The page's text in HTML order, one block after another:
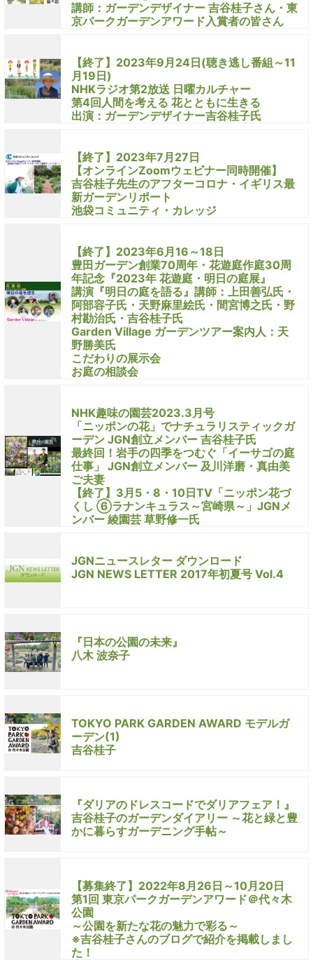
講師：ガーデンデザイナー 吉谷桂子さん・東
京パークガーデンアワード入賞者の皆さん
【終了】2023年9月24日(聴き逃し番組～11
月19日)
NHKラジオ第2放送 日曜カルチャー
第4回人間を考える 花とともに生きる
出演：ガーデンデザイナー吉谷桂子氏
【終了】2023年7月27日
【オンラインZoomウェビナー同時開催】
吉谷桂子先生のアフターコロナ・イギリス最
新ガーデンリポート
池袋コミュニティ・カレッジ
【終了】2023年6月16～18日
豊田ガーデン創業70周年・花遊庭作庭30周
年記念『2023年 花遊庭・明日の庭展』
講演『明日の庭を語る』講師：上田善弘氏・
阿部容子氏・天野麻里絵氏・間宮博之氏・野
村勘治氏・吉谷桂子氏
Garden Village ガーデンツアー案内人：天
野勝美氏
こだわりの展示会
お庭の相談会
NHK趣味の園芸2023.3月号
「ニッポンの花」でナチュラリスティックガ
ーデン JGN創立メンバー 吉谷桂子氏
最終回！岩手の四季をつむぐ「イーサゴの庭
仕事」 JGN創立メンバー 及川洋磨・真由美
ご夫妻
【終了】3月5・8・10日TV「ニッポン花づ
くし ⑥ラナンキュラス～宮崎県～」JGNメ
ンバー 綾園芸 草野修一氏
JGNニュースレター ダウンロード
JGN NEWS LETTER 2017年初夏号 Vol.4
『日本の公園の未来』
八木 波奈子
TOKYO PARK GARDEN AWARD モデルガ
ーデン(1)
吉谷桂子
『ダリアのドレスコードでダリアフェア！』
吉谷桂子のガーデンダイアリー ～花と緑と豊
かに暮らすガーデニング手帖～
【募集終了】2022年8月26日～10月20日
第1回 東京パークガーデンアワード＠代々木
公園
～公園を新たな花の魅力で彩る～
※吉谷桂子さんのブログで紹介を掲載しまし
た！